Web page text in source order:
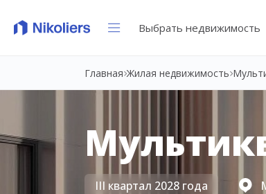
Выбрать недвижимость
Главная Жилая недвижимость
III квартал 2028 года